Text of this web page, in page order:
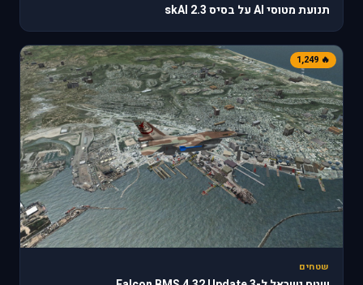
תנועת מטוסי AI על בסיס skAI 2.3
🔥 1,249
שטחים